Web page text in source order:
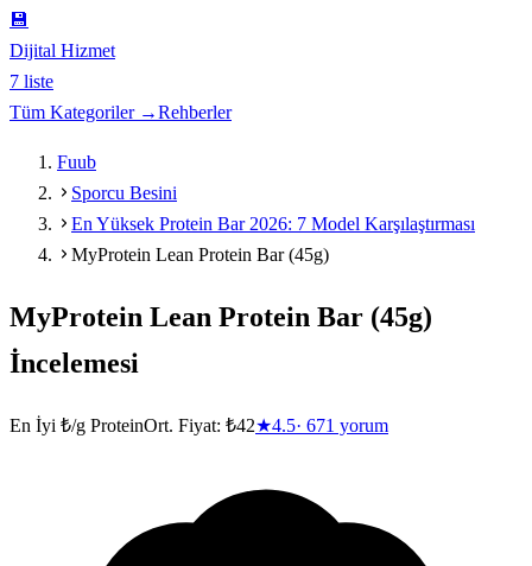
💾
Dijital Hizmet
7 liste
Tüm Kategoriler →Rehberler
Fuub
Sporcu Besini
En Yüksek Protein Bar 2026: 7 Model Karşılaştırması
MyProtein Lean Protein Bar (45g)
MyProtein Lean Protein Bar (45g)
İncelemesi
En İyi ₺/g ProteinOrt. Fiyat: ₺42★4.5· 671 yorum